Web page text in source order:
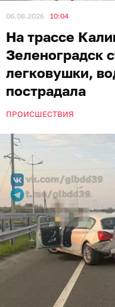
06.08.2026 10:04
На трассе
Зеленоградск
легковушки,
пострадала
ПРОИСШЕСТВИЯ